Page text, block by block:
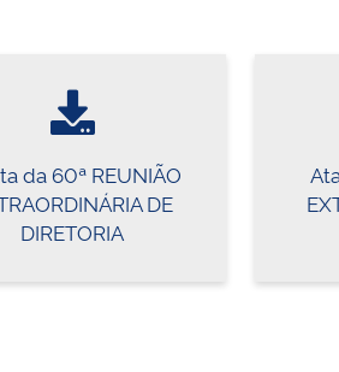
da 60ª REUNIÃO
DE
DIRETORIA